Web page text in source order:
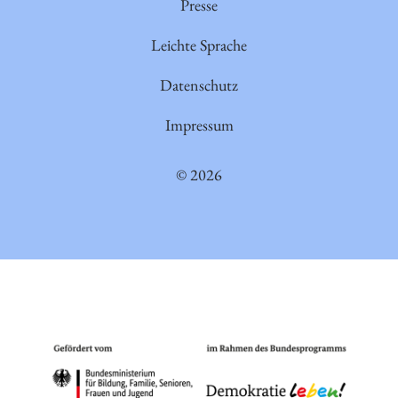
Presse
Leichte Sprache
Datenschutz
Impressum
© 2026